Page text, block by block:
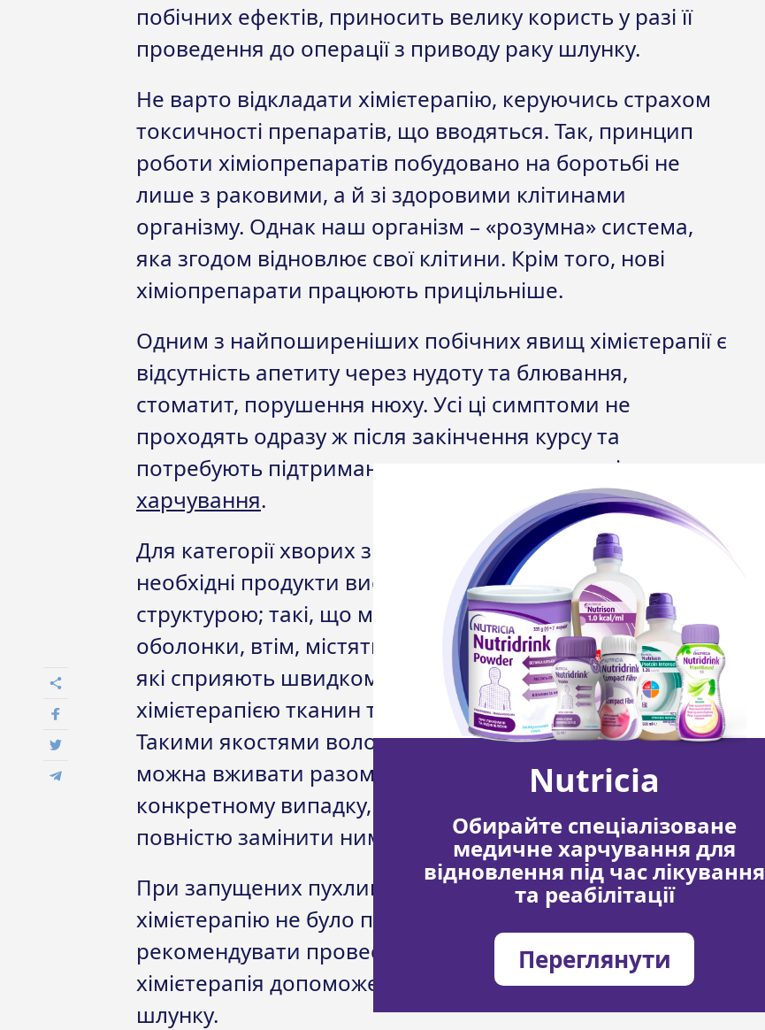
побічних ефектів, приносить велику користь у разі її
проведення до операції з приводу раку шлунку.
Не варто відкладати хімієтерапію, керуючись страхом
токсичності препаратів, що вводяться. Так, принцип
роботи хіміопрепаратів побудовано на боротьбі не
лише з раковими, а й зі здоровими клітинами
організму. Однак наш організм – «розумна» система,
яка згодом відновлює свої клітини. Крім того, нові
хіміопрепарати працюють прицільніше.
Одним з найпоширеніших побічних явищ хімієтерапії є
відсутність апетиту через нудоту та блювання,
стоматит, порушення нюху. Усі ці симптоми не
проходять одразу ж після закінчення курсу та
потребують підтримання режиму та дисципліни
харчування.
Для категорії хворих з діагнозом «рак шлунку»
необхідні продукти високої калорійності; ніжні за
структурою; такі, що максимально бережуть слизові
оболонки, втім, містять необхідну кількість клітковини;
які сприяють швидкому відновленню пошкоджених
хімієтерапією тканин та поліпшують імунний статус.
Такими якостями володіє клінічнехарчування. Його
можна вживати разом зі звичайною їжею, або в
конкретному випадку, за призначення лікарем, можна
повністю замінити ним загальноприйняту їжу.
При запущених пухлинних процесах шлунку, якщо
хімієтерапію не було проведено до операції, лікар буде
рекомендувати провести її після. Післяопераційна
хімієтерапія допоможе уникнути рецидиву раку
шлунку.
Nutricia
Обирайте спеціалізоване
медичне харчування для
відновлення під час лікування
та реабілітації
Переглянути